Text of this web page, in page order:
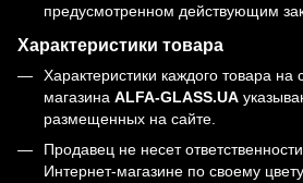
предусмотренном действующим
Характеристики товара
Характеристики каждого товара на
магазина ALFA-GLASS.UA
размещенных на сайте.
Продавец не несет
Интернет-магазине по своему